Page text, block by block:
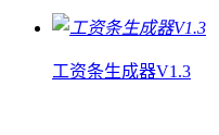
工资条生成器V1.3